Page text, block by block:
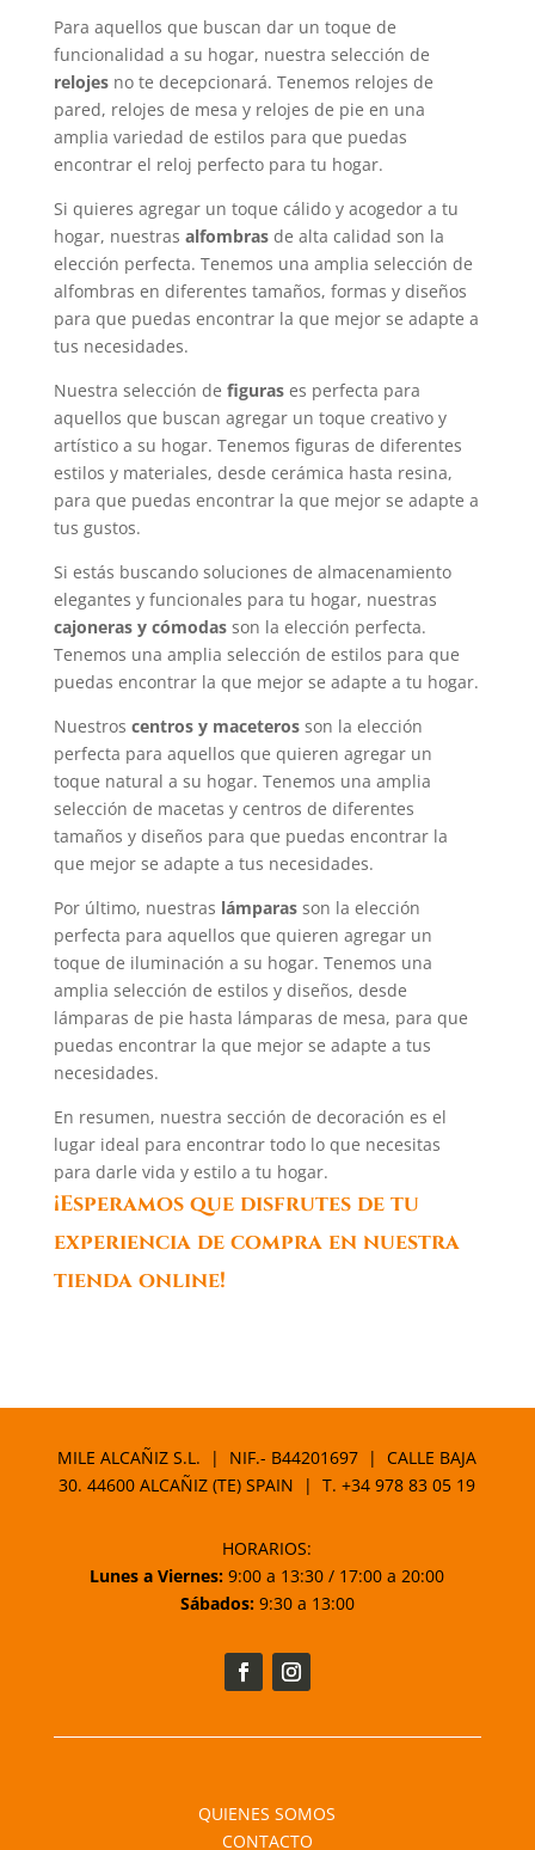
Para aquellos que buscan dar un toque de
funcionalidad a su hogar, nuestra selección de
relojesno te decepcionará. Tenemos relojes de
pared, relojes de mesa y relojes de pie en una
amplia variedad de estilos para que puedas
encontrar el reloj perfecto para tu hogar.
Si quieres agregar un toque cálido y acogedor a tu
hogar, nuestras alfombrasde alta calidad son la
elección perfecta. Tenemos una amplia selección de
alfombras en diferentes tamaños, formas y diseños
para que puedas encontrar la que mejor se adapte a
tus necesidades.
Nuestra selección de figurases perfecta para
aquellos que buscan agregar un toque creativo y
artístico a su hogar. Tenemos figuras de diferentes
estilos y materiales, desde cerámica hasta resina,
para que puedas encontrar la que mejor se adapte a
tus gustos.
Si estás buscando soluciones de almacenamiento
elegantes y funcionales para tu hogar, nuestras
cajoneras y cómodasson la elección perfecta.
Tenemos una amplia selección de estilos para que
puedas encontrar la que mejor se adapte a tu hogar.
Nuestros centros y maceterosson la elección
perfecta para aquellos que quieren agregar un
toque natural a su hogar. Tenemos una amplia
selección de macetas y centros de diferentes
tamaños y diseños para que puedas encontrar la
que mejor se adapte a tus necesidades.
Por último, nuestras lámparasson la elección
perfecta para aquellos que quieren agregar un
toque de iluminación a su hogar. Tenemos una
amplia selección de estilos y diseños, desde
lámparas de pie hasta lámparas de mesa, para que
puedas encontrar la que mejor se adapte a tus
necesidades.
En resumen, nuestra sección de decoración es el
lugar ideal para encontrar todo lo que necesitas
para darle vida y estilo a tu hogar.
¡Esperamos que disfrutes de tu
experiencia de compra en nuestra
tienda online!
MILE ALCAÑIZ S.L. | NIF.- B44201697 | CALLE BAJA
30. 44600 ALCAÑIZ (TE) SPAIN | T.+34 978 83 05 19
HORARIOS:
Lunes a Viernes: 9:00 a 13:30 / 17:00 a 20:00
Sábados:9:30 a 13:00
QUIENES SOMOS
CONTACTO